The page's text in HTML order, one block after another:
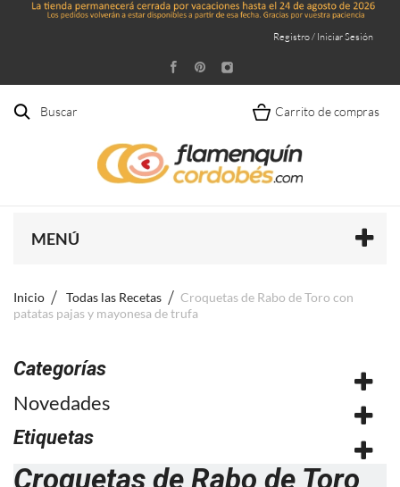
Registro / Iniciar Sesión
Buscar Carrito de compras
MENÚ
Inicio Todas las Recetas
Croquetas de Rabo de Toro con
patatas pajas y mayonesa de trufa
Categorías
Novedades
Etiquetas
Croquetas de Rabo de Toro